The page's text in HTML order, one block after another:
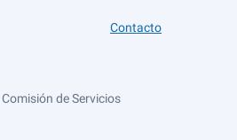
Contacto
de Servicios